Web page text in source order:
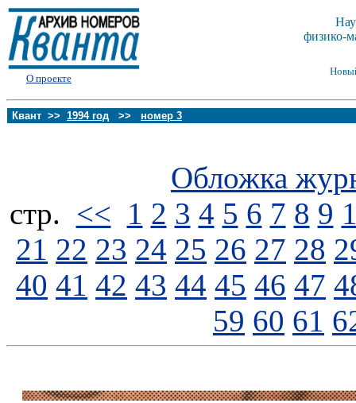
О проекте
физико-
Квант >> 1994 год >> номер 3
Обложка
стp. << 1 2 3 4 5 6 7 8 9
21 22 23 24 25 26 27 28
40 41 42 43 44 45 46 47
59 60 61